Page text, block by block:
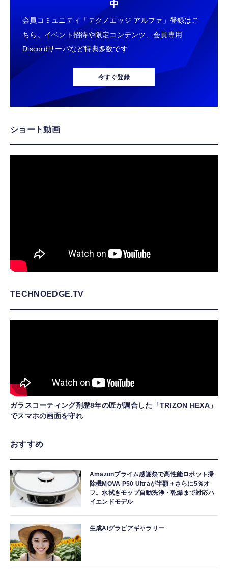
中
会員コミュニティ「テクノエッジ アルファ」登録はこ
ちら。イベント招待や限定コンテンツ、会員専用
Discordサーバなど特典多数です
今すぐ登録
ショート動画
TECHNOEDGE.TV
ガラスコーティング剤歴8年の匠が調合した「TRIZON HEXA」
でスマホの画面を守れ
おすすめ
Amazonプライム感謝祭で高性能ロボット掃
除機MOVA P50 Ultraが半額＋さらに5％オ
フ。水拭きモップ自動洗浄・乾燥まで対応ハ
イエンドモデル
生成AIグラビアギャラリー